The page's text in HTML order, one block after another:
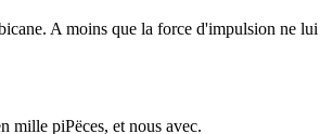
A moins que la force d'impulsion ne
piРёces, et nous avec.